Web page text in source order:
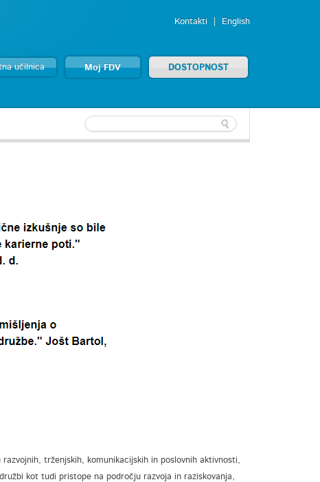
Kontakti English
učilnica Moj FDV DOSTOPNOST
trženjskih, komunikacijskih in poslovnih aktivnosti,
kot tudi pristope na področju razvoja in raziskovanja,